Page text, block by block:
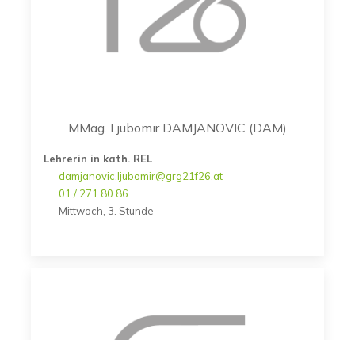
MMag. Ljubomir DAMJANOVIC (DAM)
Lehrerin in kath. REL
damjanovic.ljubomir@grg21f26.at
01 / 271 80 86
Mittwoch, 3. Stunde